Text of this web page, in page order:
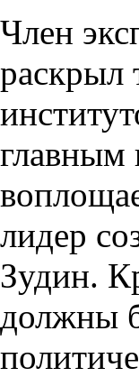
Член
раскрыл
главным
лидер
Зудин.
должны